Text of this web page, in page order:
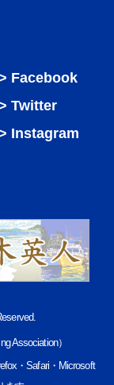
Facebook
Twitter
Instagram
Association）
・Safari・Microsoft